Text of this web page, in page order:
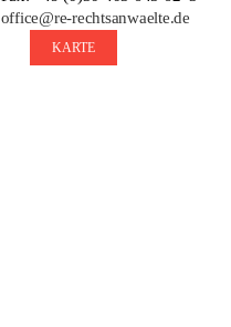
office@re-rechtsanwaelte.de
KARTE